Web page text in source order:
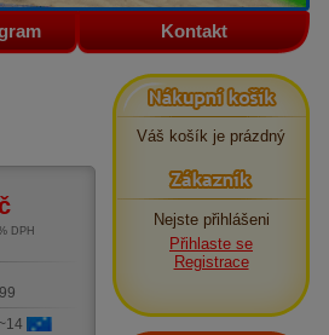
Kontakt
DPH
Nákupní košík
Váš košík je prázdný
Zákazník
Nejste přihlášeni
Přihlaste se
Registrace